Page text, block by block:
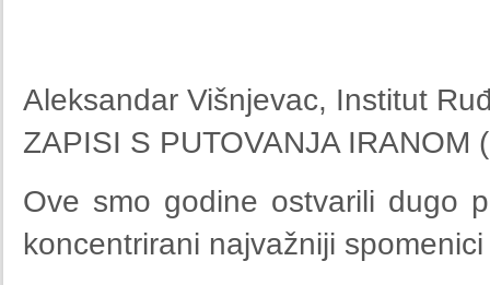
Aleksandar Višnjevac, Institut
ZAPISI S PUTOVANJA IRANOM
Ove smo godine ostvarili dugo
koncentrirani najvažniji